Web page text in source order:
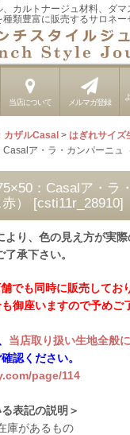
、カルトナージュ材料、ダ
種類豊富に販売するサロネ
当店について メルマガ登録
カザルCasal > はぎれサイズ
Casalア・ラ・カンパーニュ
：Casalア・ラ
）
[csti11r_28910]
より、色の見え方が実
承下さい。
でも同時に販売してお
御座いますので予めご
当店取り扱い生地全般
認ください。
page/114
表記の説明＞
庫があるもの